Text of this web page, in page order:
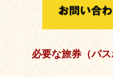
必要な旅券（パ